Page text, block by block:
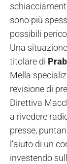
sono più
possibili
Una
titolare di
Mella
revisione di
Direttiva
a rivedere
presse,
l’aiuto di un
investendo